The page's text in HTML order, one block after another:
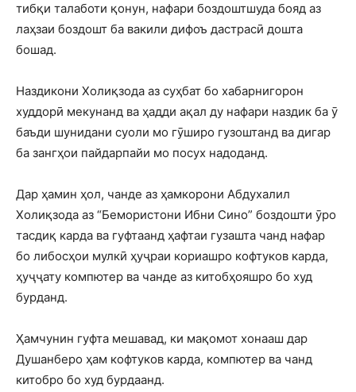
тибқи талаботи қонун, нафари боздоштшуда бояд аз
лаҳзаи боздошт ба вакили дифоъ дастрасӣ дошта
бошад.
Наздикони Холиқзода аз суҳбат бо хабарнигорон
худдорӣ мекунанд ва ҳадди ақал ду нафари наздик ба ӯ
баъди шунидани суоли мо гӯширо гузоштанд ва дигар
ба зангҳои пайдарпайи мо посух надоданд.
Дар ҳамин ҳол, чанде аз ҳамкорони Абдухалил
Холиқзода аз “Бемористони Ибни Сино” боздошти ӯро
тасдиқ карда ва гуфтаанд ҳафтаи гузашта чанд нафар
бо либосҳои мулкӣ ҳуҷраи кориашро кофтуков карда,
ҳуҷҷату компютер ва чанде аз китобҳояшро бо худ
бурданд.
Ҳамчунин гуфта мешавад, ки мақомот хонааш дар
Душанберо ҳам кофтуков карда, компютер ва чанд
китобро бо худ бурдаанд.